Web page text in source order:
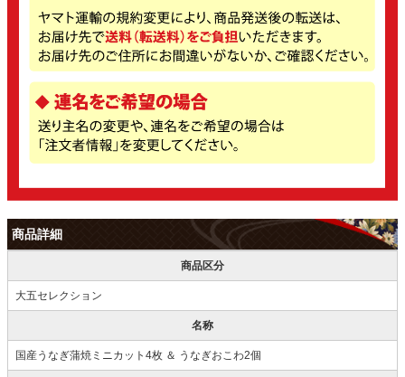
商品詳細
商品区分
大五セレクション
名称
国産うなぎ蒲焼ミニカット4枚 ＆ うなぎおこわ2個